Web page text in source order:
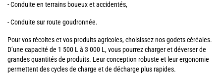
- Conduite en terrains boueux et accidentés,
- Conduite sur route goudronnée.
Pour vos récoltes et vos produits agricoles, choisissez nos godets céréales.
D’une capacité de 1 500 L à 3 000 L, vous pourrez charger et déverser de
grandes quantités de produits. Leur conception robuste et leur ergonomie
permettent des cycles de charge et de décharge plus rapides.